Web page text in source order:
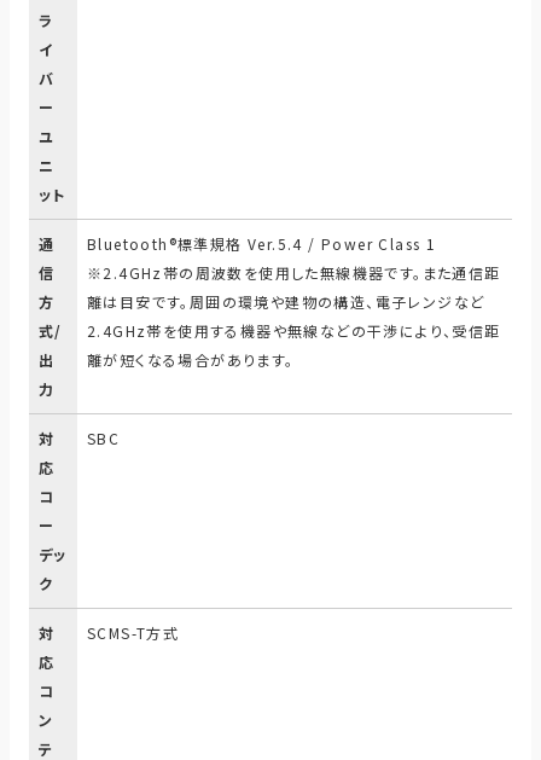
ラ
イ
バ
ー
ユ
ニ
ット
通
信
方
式/
出
力
Bluetooth®標準規格 Ver.5.4 / Power Class 1
※2.4GHz帯の周波数を使用した無線機器です。また通信距
離は目安です。周囲の環境や建物の構造、電子レンジなど
2.4GHz帯を使用する機器や無線などの干渉により、受信距
離が短くなる場合があります。
対
応
コ
ー
デッ
ク
SBC
対
応
コ
ン
テ
SCMS-T方式